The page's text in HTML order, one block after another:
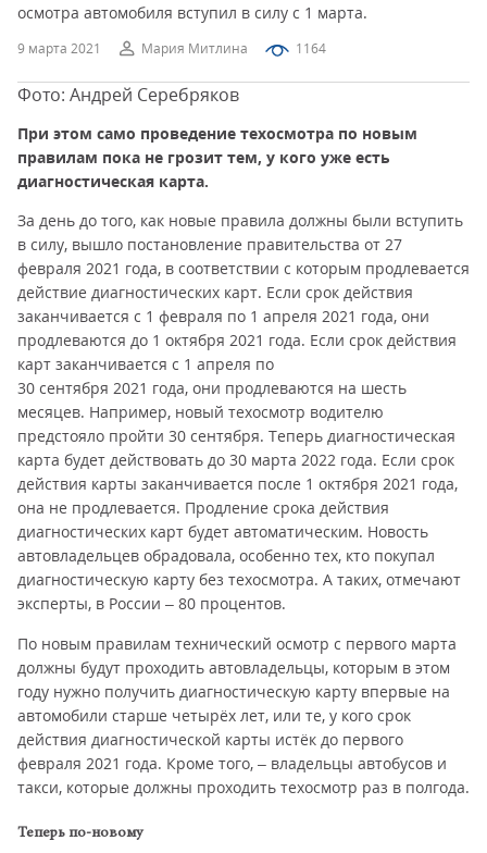
9 марта 2021 Мария Митлина 1164
осмотра автомобиля вступил в силу с 1 марта.
Фото: Андрей Серебряков
При этом само проведение техосмотра по новым
правилам пока не грозит тем, у кого уже есть
диагностическая карта.
За день до того, как новые правила должны были вступить
в силу, вышло постановление правительства от 27
февраля 2021 года, в соответствии с которым продлевается
действие диагностических карт. Если срок действия
заканчивается с 1 февраля по 1 апреля 2021 года, они
продлеваются до 1 октября 2021 года. Если срок действия
карт заканчивается с 1 апреля по
30 сентября 2021 года, они продлеваются на шесть
месяцев. Например, новый техосмотр водителю
предстояло пройти 30 сентября. Теперь диагностическая
карта будет действовать до 30 марта 2022 года. Если срок
действия карты заканчивается после 1 октября 2021 года,
она не продлевается. Продление срока действия
диагностических карт будет автоматическим. Новость
автовладельцев обрадовала, особенно тех, кто покупал
диагностическую карту без техосмотра. А таких, отмечают
эксперты, в России – 80 процентов.
По новым правилам технический осмотр с первого марта
должны будут проходить автовладельцы, которым в этом
году нужно получить диагностическую карту впервые на
автомобили старше четырёх лет, или те, у кого срок
действия диагностической карты истёк до первого
февраля 2021 года. Кроме того, – владельцы автобусов и
такси, которые должны проходить техосмотр раз в полгода.
Теперь по-новому